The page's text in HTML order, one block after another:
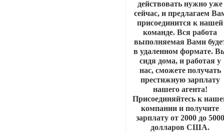
действовать нужно уже
сейчас, и предлагаем
присоединится к нашей
команде. Вся работа
выполняемая Вами
в удаленном формате.
сидя дома, и работая у
нас, сможете получать
престижную зарплату
нашего агента!
Присоединяйтесь к
компании и получите
зарплату от 2000 до 5000
долларов США.